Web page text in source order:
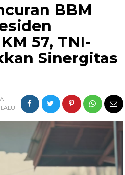
BBM
57, TNI-
Sinergitas